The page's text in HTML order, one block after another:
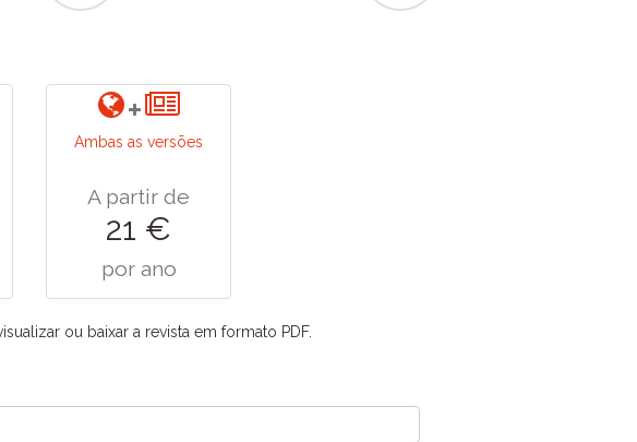
Ambas as versões
A partir de
21 €
por ano
ou baixar a revista em formato PDF.